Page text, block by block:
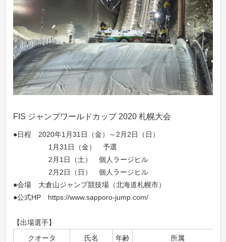
FIS ジャンプワールドカップ 2020 札幌大会
●日程 2020年1月31日（金）～2月2日（日）
1月31日（金） 予選
2月1日（土） 個人ラージヒル
2月2日（日） 個人ラージヒル
●会場 大倉山ジャンプ競技場（北海道札幌市）
●公式HP https://www.sapporo-jump.com/
【出場選手】
クオータ
氏名 年齢 所属